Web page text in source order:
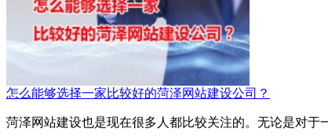
怎么能够选择一家比较好的菏泽网站建设公司？
菏泽网站建设也是现在很多人都比较关注的。无论是对